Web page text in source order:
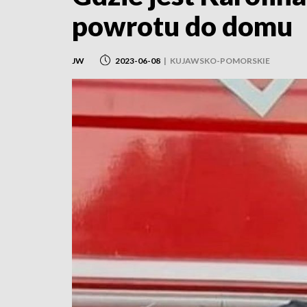
powrotu do domu
JW 2023-06-08 | KUJAWSKO-POMORSKIE